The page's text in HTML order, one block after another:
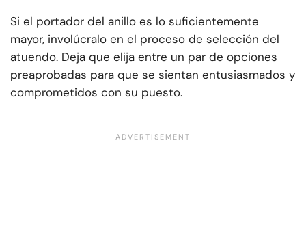
Si el portador del anillo es lo suficientemente
mayor, involúcralo en el proceso de selección del
atuendo. Deja que elija entre un par de opciones
preaprobadas para que se sientan entusiasmados y
comprometidos con su puesto.